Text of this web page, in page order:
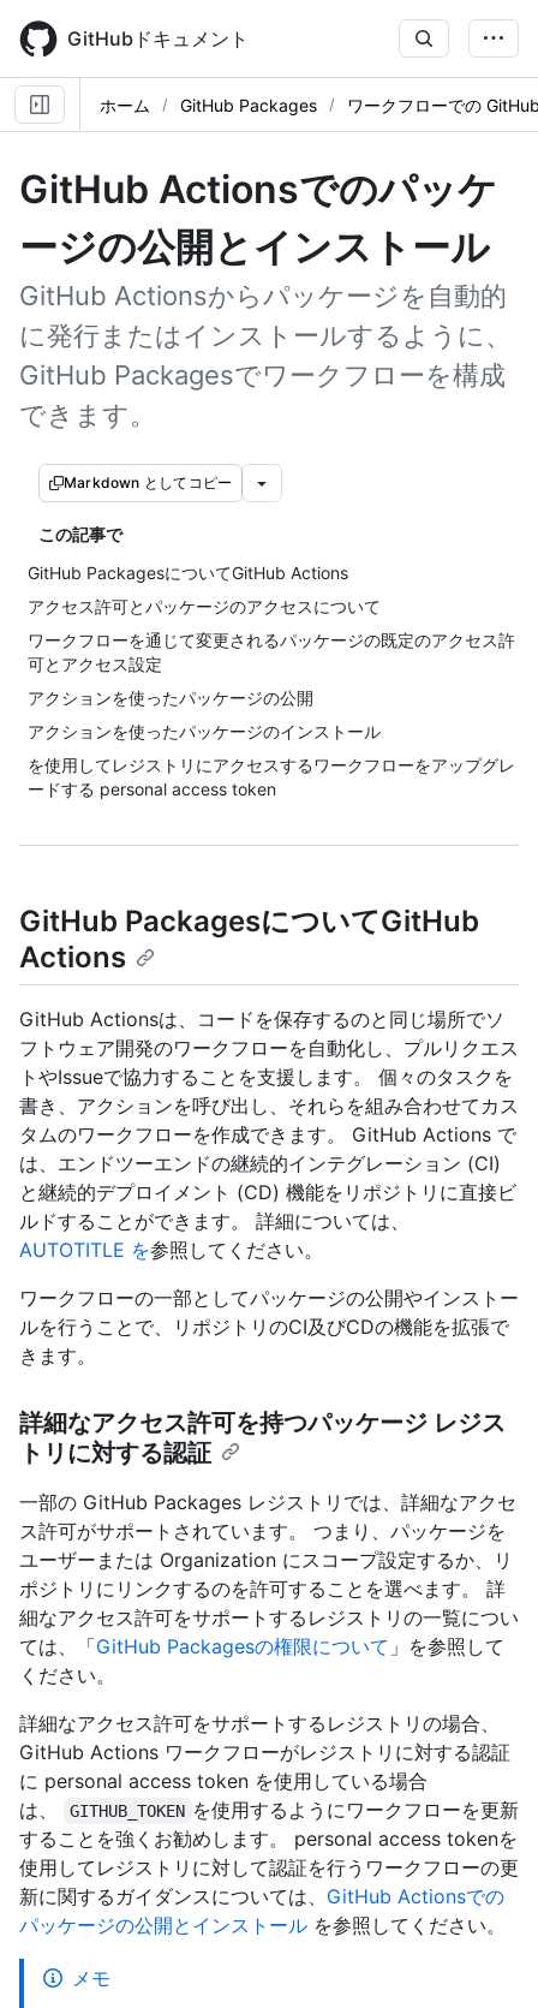
main
content
GitHubドキュメント
ホーム GitHub Packages ワークフローでの
GitHub Actionsでのパッケ
ージの公開とインストール
GitHub Actionsからパッケージを自動的
に発行またはインストールするように、
GitHub Packagesでワークフローを構成
できます。
Markdown としてコピー
この記事で
GitHub PackagesについてGitHub Actions
アクセス許可とパッケージのアクセスについて
ワークフローを通じて変更されるパッケージの既定のアクセス許
可とアクセス設定
アクションを使ったパッケージの公開
アクションを使ったパッケージのインストール
を使用してレジストリにアクセスするワークフローをアップグレ
ードする personal access token
GitHub PackagesについてGitHub
Actions
GitHub Actionsは、コードを保存するのと同じ場所でソ
フトウェア開発のワークフローを自動化し、プルリクエス
トやIssueで協力することを支援します。 個々のタスクを
書き、アクションを呼び出し、それらを組み合わせてカス
タムのワークフローを作成できます。 GitHub Actions で
は、エンドツーエンドの継続的インテグレーション (CI)
と継続的デプロイメント (CD) 機能をリポジトリに直接ビ
ルドすることができます。 詳細については、
AUTOTITLE を参照してください。
ワークフローの一部としてパッケージの公開やインストー
ルを行うことで、リポジトリのCI及びCDの機能を拡張で
きます。
詳細なアクセス許可を持つパッケージ レジス
トリに対する認証
一部の GitHub Packages レジストリでは、詳細なアクセ
ス許可がサポートされています。 つまり、パッケージを
ユーザーまたは Organization にスコープ設定するか、リ
ポジトリにリンクするのを許可することを選べます。 詳
細なアクセス許可をサポートするレジストリの一覧につい
ては、「GitHub Packagesの権限について 」を参照して
ください。
詳細なアクセス許可をサポートするレジストリの場合、
GitHub Actions ワークフローがレジストリに対する認証
に personal access token を使用している場合
は、
GITHUB_TOKEN を使用するようにワークフローを更新
することを強くお勧めします。 personal access tokenを
使用してレジストリに対して認証を行うワークフローの更
新に関するガイダンスについては、 GitHub Actionsでの
パッケージの公開とインストール を参照してください。
メモ